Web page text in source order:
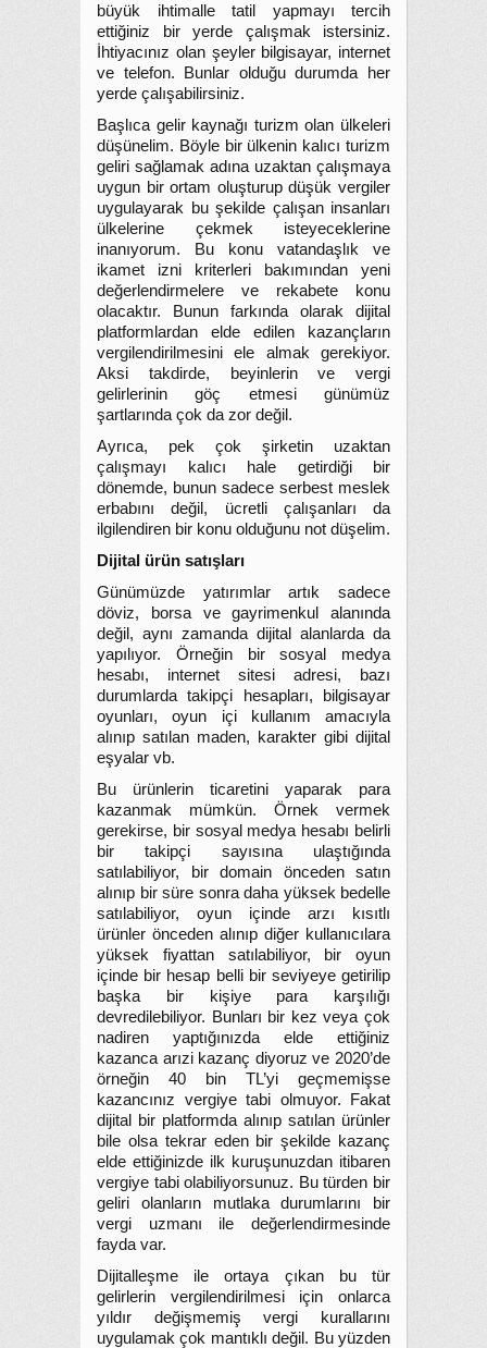
büyük ihtimalle tatil yapmayı tercih
ettiğiniz bir yerde çalışmak istersiniz.
İhtiyacınız olan şeyler bilgisayar, internet
ve telefon. Bunlar olduğu durumda her
yerde çalışabilirsiniz.
Başlıca gelir kaynağı turizm olan ülkeleri
düşünelim. Böyle bir ülkenin kalıcı turizm
geliri sağlamak adına uzaktan çalışmaya
uygun bir ortam oluşturup düşük vergiler
uygulayarak bu şekilde çalışan insanları
ülkelerine çekmek isteyeceklerine
inanıyorum. Bu konu vatandaşlık ve
ikamet izni kriterleri bakımından yeni
değerlendirmelere ve rekabete konu
olacaktır. Bunun farkında olarak dijital
platformlardan elde edilen kazançların
vergilendirilmesini ele almak gerekiyor.
Aksi takdirde, beyinlerin ve vergi
gelirlerinin göç etmesi günümüz
şartlarında çok da zor değil.
Ayrıca, pek çok şirketin uzaktan
çalışmayı kalıcı hale getirdiği bir
dönemde, bunun sadece serbest meslek
erbabını değil, ücretli çalışanları da
ilgilendiren bir konu olduğunu not düşelim.
Dijital ürün satışları
Günümüzde yatırımlar artık sadece
döviz, borsa ve gayrimenkul alanında
değil, aynı zamanda dijital alanlarda da
yapılıyor. Örneğin bir sosyal medya
hesabı, internet sitesi adresi, bazı
durumlarda takipçi hesapları, bilgisayar
oyunları, oyun içi kullanım amacıyla
alınıp satılan maden, karakter gibi dijital
eşyalar vb.
Bu ürünlerin ticaretini yaparak para
kazanmak mümkün. Örnek vermek
gerekirse, bir sosyal medya hesabı belirli
bir takipçi sayısına ulaştığında
satılabiliyor, bir domain önceden satın
alınıp bir süre sonra daha yüksek bedelle
satılabiliyor, oyun içinde arzı kısıtlı
ürünler önceden alınıp diğer kullanıcılara
yüksek fiyattan satılabiliyor, bir oyun
içinde bir hesap belli bir seviyeye getirilip
başka bir kişiye para karşılığı
devredilebiliyor. Bunları bir kez veya çok
nadiren yaptığınızda elde ettiğiniz
kazanca arızi kazanç diyoruz ve 2020’de
örneğin 40 bin TL’yi geçmemişse
kazancınız vergiye tabi olmuyor. Fakat
dijital bir platformda alınıp satılan ürünler
bile olsa tekrar eden bir şekilde kazanç
elde ettiğinizde ilk kuruşunuzdan itibaren
vergiye tabi olabiliyorsunuz. Bu türden bir
geliri olanların mutlaka durumlarını bir
vergi uzmanı ile değerlendirmesinde
fayda var.
Dijitalleşme ile ortaya çıkan bu tür
gelirlerin vergilendirilmesi için onlarca
yıldır değişmemiş vergi kurallarını
uygulamak çok mantıklı değil. Bu yüzden